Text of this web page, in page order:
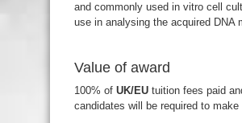
and commonly used in vitro cell
use in analysing the acquired DNA
Value of award
100% of UK/EU tuition fees paid
candidates will be required to